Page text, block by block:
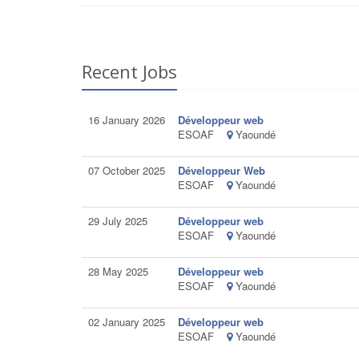
Recent Jobs
16 January 2026
Développeur web
ESOAF
Yaoundé
07 October 2025
Développeur Web
ESOAF
Yaoundé
29 July 2025
Développeur web
ESOAF
Yaoundé
28 May 2025
Développeur web
ESOAF
Yaoundé
02 January 2025
Développeur web
ESOAF
Yaoundé